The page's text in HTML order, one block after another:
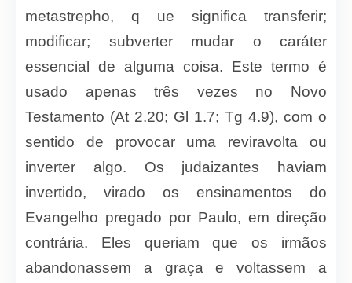
metastrepho, q ue significa transferir;
modificar; subverter mudar o caráter
essencial de alguma coisa. Este termo é
usado apenas três vezes no Novo
Testamento (At 2.20; Gl 1.7; Tg 4.9), com o
sentido de provocar uma reviravolta ou
inverter algo. Os judaizantes haviam
invertido, virado os ensinamentos do
Evangelho pregado por Paulo, em direção
contrária. Eles queriam que os irmãos
abandonassem a graça e voltassem a